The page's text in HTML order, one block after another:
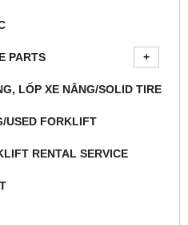
PARTS
LỐP XE NÂNG/SOLID TIRE
USED FORKLIFT
RENTAL SERVICE